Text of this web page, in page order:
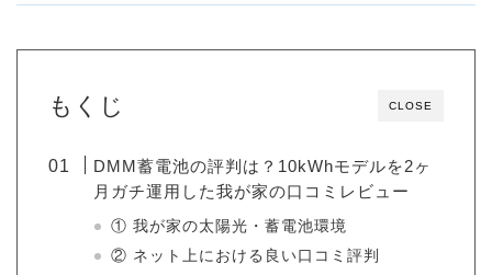
CLOSE
もくじ
DMM蓄電池の評判は？10kWhモデルを2ヶ
月ガチ運用した我が家の口コミレビュー
① 我が家の太陽光・蓄電池環境
② ネット上における良い口コミ評判